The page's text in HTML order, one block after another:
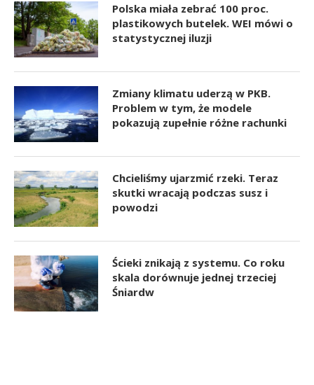
Polska miała zebrać 100 proc.
plastikowych butelek. WEI mówi o
statystycznej iluzji
Zmiany klimatu uderzą w PKB.
Problem w tym, że modele
pokazują zupełnie różne rachunki
Chcieliśmy ujarzmić rzeki. Teraz
skutki wracają podczas susz i
powodzi
Ścieki znikają z systemu. Co roku
skala dorównuje jednej trzeciej
Śniardw